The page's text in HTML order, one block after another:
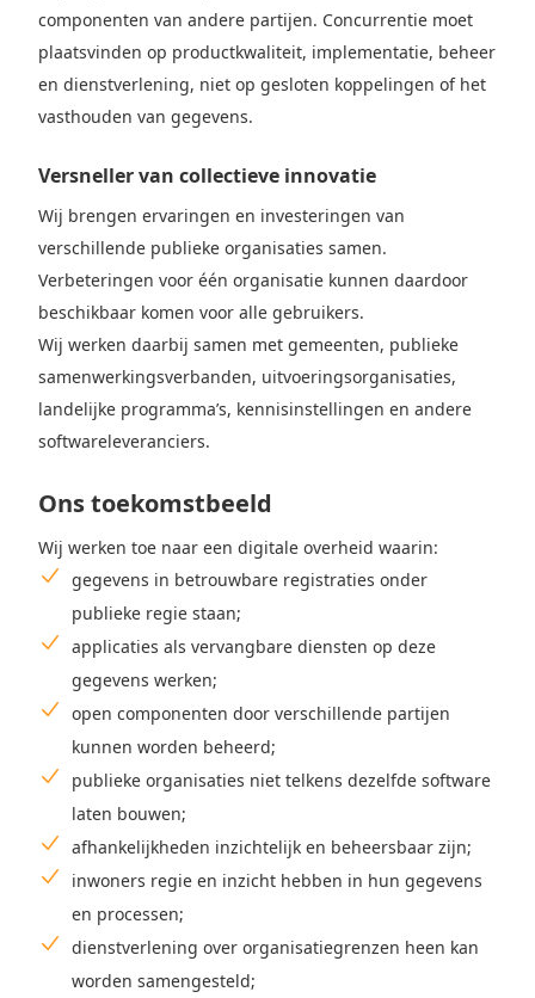
componenten van andere partijen. Concurrentie moet
plaatsvinden op productkwaliteit, implementatie, beheer
en dienstverlening, niet op gesloten koppelingen of het
vasthouden van gegevens.
Versneller van collectieve innovatie
Wij brengen ervaringen en investeringen van
verschillende publieke organisaties samen.
Verbeteringen voor één organisatie kunnen daardoor
beschikbaar komen voor alle gebruikers.
Wij werken daarbij samen met gemeenten, publieke
samenwerkingsverbanden, uitvoeringsorganisaties,
landelijke programma’s, kennisinstellingen en andere
softwareleveranciers.
Ons toekomstbeeld
Wij werken toe naar een digitale overheid waarin:
gegevens in betrouwbare registraties onder
publieke regie staan;
applicaties als vervangbare diensten op deze
gegevens werken;
open componenten door verschillende partijen
kunnen worden beheerd;
publieke organisaties niet telkens dezelfde software
laten bouwen;
afhankelijkheden inzichtelijk en beheersbaar zijn;
inwoners regie en inzicht hebben in hun gegevens
en processen;
dienstverlening over organisatiegrenzen heen kan
worden samengesteld;